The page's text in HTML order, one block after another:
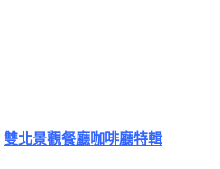
雙北景觀餐廳咖啡廳特輯